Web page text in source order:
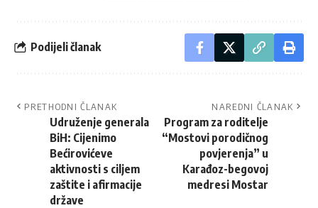
Podijeli članak
PRETHODNI ČLANAK
Udruženje generala
BiH: Cijenimo
Bećirovićeve
aktivnosti s ciljem
zaštite i afirmacije
države
NAREDNI ČLANAK
Program za roditelje
“Mostovi porodičnog
povjerenja” u
Karađoz-begovoj
medresi Mostar